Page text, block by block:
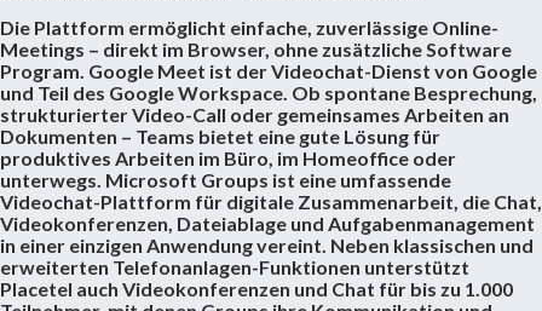
Die Plattform ermöglicht einfache, zuverlässige Online-
Meetings – direkt im Browser, ohne zusätzliche Software
Program. Google Meet ist der Videochat-Dienst von Google
und Teil des Google Workspace. Ob spontane Besprechung,
strukturierter Video-Call oder gemeinsames Arbeiten an
Dokumenten – Teams bietet eine gute Lösung für
produktives Arbeiten im Büro, im Homeoffice oder
unterwegs. Microsoft Groups ist eine umfassende
Videochat-Plattform für digitale Zusammenarbeit, die Chat,
Videokonferenzen, Dateiablage und Aufgabenmanagement
in einer einzigen Anwendung vereint. Neben klassischen und
erweiterten Telefonanlagen-Funktionen unterstützt
Placetel auch Videokonferenzen und Chat für bis zu 1.000